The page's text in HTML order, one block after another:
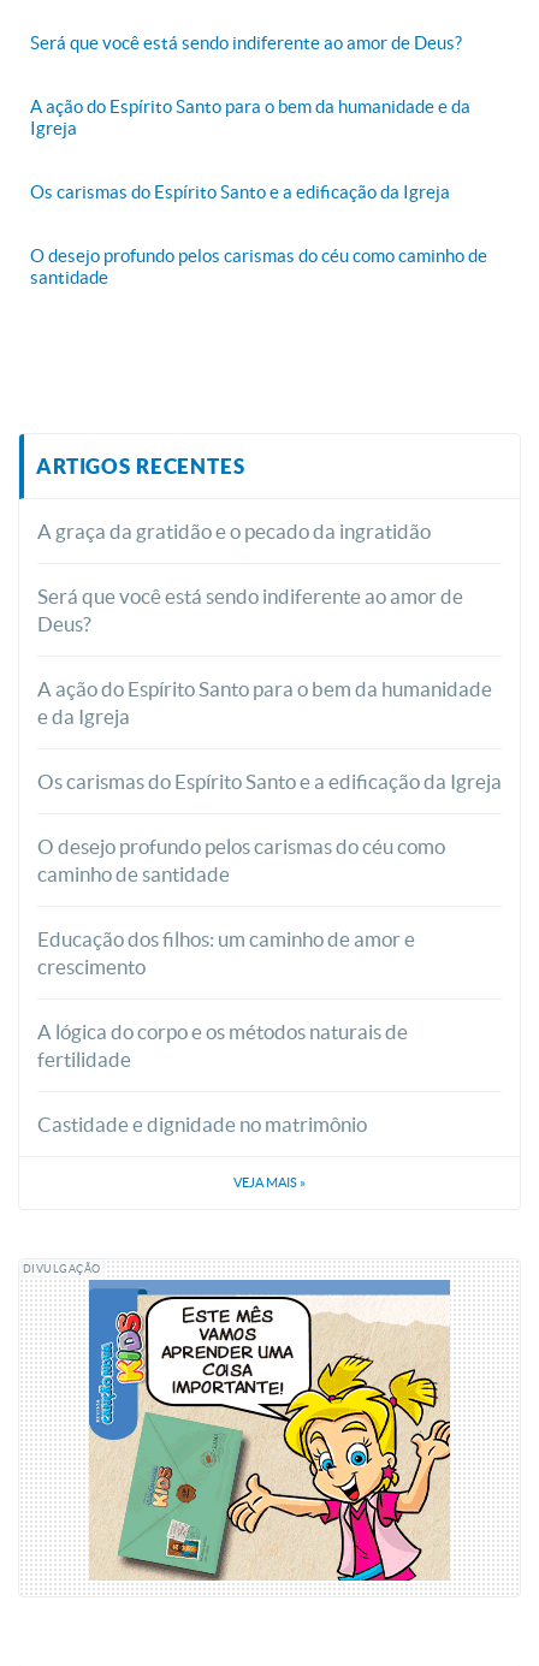
Será que você está sendo indiferente ao amor de Deus?
A ação do Espírito Santo para o bem da humanidade e da
Igreja
Os carismas do Espírito Santo e a edificação da Igreja
O desejo profundo pelos carismas do céu como caminho de
santidade
ARTIGOS RECENTES
A graça da gratidão e o pecado da ingratidão
Será que você está sendo indiferente ao amor de
Deus?
A ação do Espírito Santo para o bem da humanidade
e da Igreja
Os carismas do Espírito Santo e a edificação da Igreja
O desejo profundo pelos carismas do céu como
caminho de santidade
Educação dos filhos: um caminho de amor e
crescimento
A lógica do corpo e os métodos naturais de
fertilidade
Castidade e dignidade no matrimônio
VEJA MAIS »
DIVULGAÇÃO